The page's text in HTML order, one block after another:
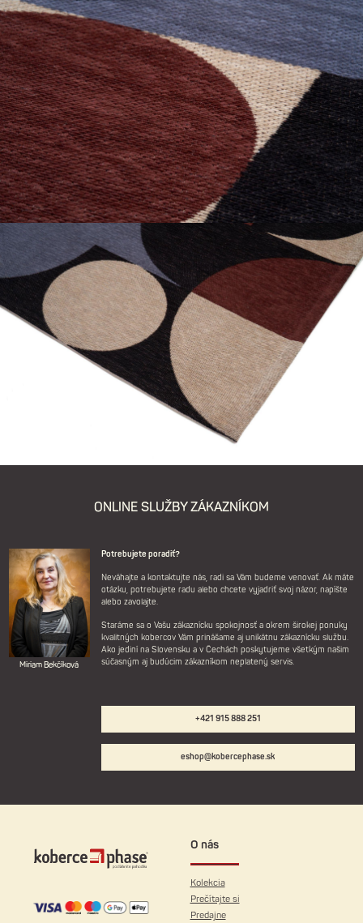
ONLINE SLUŽBY ZÁKAZNÍKOM
Miriam Bekčíková
Potrebujete poradiť?
Neváhajte a kontaktujte nás, radi sa Vám budeme venovať. Ak máte
otázku, potrebujete radu alebo chcete vyjadriť svoj názor, napíšte
alebo zavolajte.
Staráme sa o Vašu zákaznícku spokojnosť a okrem širokej ponuky
kvalitných kobercov Vám prinášame aj unikátnu zákaznícku službu.
Ako jediní na Slovensku a v Čechách poskytujeme všetkým našim
súčasným aj budúcim zákazníkom neplatený servis.
+421 915 888 251
eshop@kobercephase.sk
O nás
Kolekcia
Prečítajte si
Predajne